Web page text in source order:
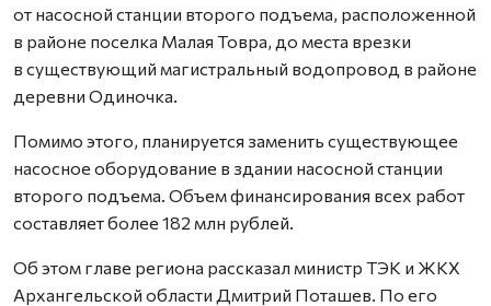
от насосной станции второго подъема, расположенной
в районе поселка Малая Товра, до места врезки
в существующий магистральный водопровод в районе
деревни Одиночка.
Помимо этого, планируется заменить существующее
насосное оборудование в здании насосной станции
второго подъема. Объем финансирования всех работ
составляет более 182 млн рублей.
Об этом главе региона рассказал министр ТЭК и ЖКХ
Архангельской области Дмитрий Поташев. По его